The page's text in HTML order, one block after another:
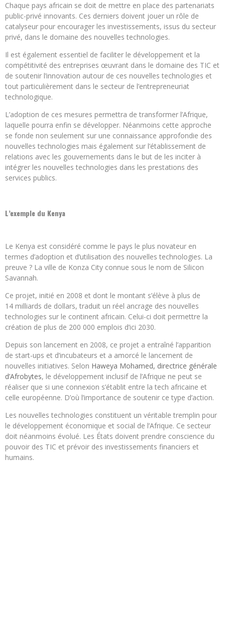
Chaque pays africain se doit de mettre en place des partenariats
public-privé innovants. Ces derniers doivent jouer un rôle de
catalyseur pour encourager les investissements, issus du secteur
privé, dans le domaine des nouvelles technologies.
Il est également essentiel de faciliter le développement et la
compétitivité des entreprises œuvrant dans le domaine des TIC et
de soutenir l’innovation autour de ces nouvelles technologies et
tout particulièrement dans le secteur de l’entrepreneuriat
technologique.
L’adoption de ces mesures permettra de transformer l’Afrique,
laquelle pourra enfin se développer. Néanmoins cette approche
se fonde non seulement sur une connaissance approfondie des
nouvelles technologies mais également sur l’établissement de
relations avec les gouvernements dans le but de les inciter à
intégrer les nouvelles technologies dans les prestations des
services publics.
L’exemple du Kenya
Le Kenya est considéré comme le pays le plus novateur en
termes d’adoption et d’utilisation des nouvelles technologies. La
preuve ? La ville de Konza City connue sous le nom de Silicon
Savannah.
Ce projet, initié en 2008 et dont le montant s’élève à plus de
14 milliards de dollars, traduit un réel ancrage des nouvelles
technologies sur le continent africain. Celui-ci doit permettre la
création de plus de 200 000 emplois d’ici 2030.
Depuis son lancement en 2008, ce projet a entraîné l’apparition
de start-ups et d’incubateurs et a amorcé le lancement de
nouvelles initiatives. Selon Haweya Mohamed, directrice générale
d’Afrobytes, le développement inclusif de l’Afrique ne peut se
réaliser que si une connexion s’établit entre la tech africaine et
celle européenne. D’où l’importance de soutenir ce type d’action.
Les nouvelles technologies constituent un véritable tremplin pour
le développement économique et social de l’Afrique. Ce secteur
doit néanmoins évolué. Les États doivent prendre conscience du
pouvoir des TIC et prévoir des investissements financiers et
humains.